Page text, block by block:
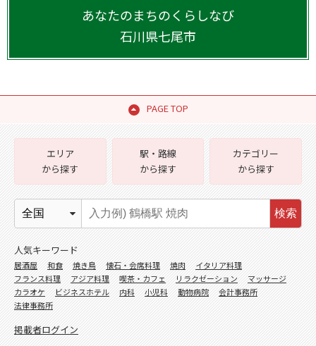
あなたのまちのくらしなび
石川県七尾市
PAGE TOP
エリア
から探す
駅・路線
から探す
カテゴリー
から探す
検索
人気キーワード
居酒屋 和食 焼き鳥 懐石・会席料理 焼肉
イタリア料理
フランス料理
アジア料理 喫茶・カフェ リラクゼーション
マッサージ
カラオケ
ビジネスホテル 内科 小児科 動物病院
会計事務所
法律事務所
掲載者ログイン